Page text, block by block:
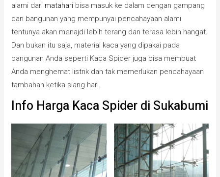
alami dari matahari bisa masuk ke dalam dengan gampang
dan bangunan yang mempunyai pencahayaan alami
tentunya akan menajdi lebih terang dan terasa lebih hangat.
Dan bukan itu saja, material kaca yang dipakai pada
bangunan Anda seperti Kaca Spider juga bisa membuat
Anda menghemat listrik dan tak memerlukan pencahayaan
tambahan ketika siang hari.
Info Harga Kaca Spider di Sukabumi